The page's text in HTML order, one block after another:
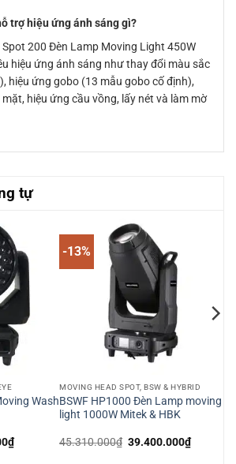
trợ hiệu ứng ánh sáng gì?
Spot 200 Đèn Lamp Moving Light 450W
hiệu ứng ánh sáng như thay đổi màu sắc
hiệu ứng gobo (13 mẫu gobo cố định),
mặt, hiệu ứng cầu vồng, lấy nét và làm mờ
tự
Wash
₫Giá
hiện
-13%
MOVING HEAD SPOT, BSW & HYBRID
BSWF HP1000 Đèn Lamp moving
light 1000W Mitek & HBK
45.310.000₫ Giá
39.400.000₫Giá
hiện